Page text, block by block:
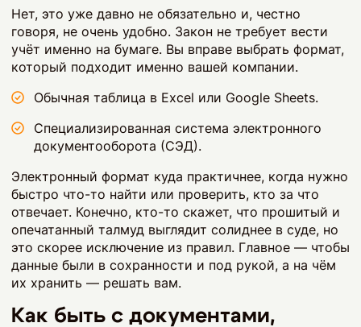
Нет, это уже давно не обязательно и, честно
говоря, не очень удобно. Закон не требует вести
учёт именно на бумаге. Вы вправе выбрать формат,
который подходит именно вашей компании.
Обычная таблица в Excel или Google Sheets.
Специализированная система электронного
документооборота (СЭД).
Электронный формат куда практичнее, когда нужно
быстро что-то найти или проверить, кто за что
отвечает. Конечно, кто-то скажет, что прошитый и
опечатанный талмуд выглядит солиднее в суде, но
это скорее исключение из правил. Главное — чтобы
данные были в сохранности и под рукой, а на чём
их хранить — решать вам.
Как быть с документами,